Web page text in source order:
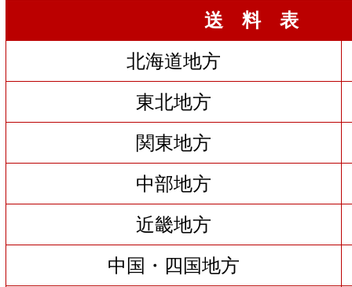
送 料 表
北海道地方
東北地方
関東地方
中部地方
近畿地方
中国・四国地方